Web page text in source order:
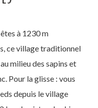
à 1230 m
ce village traditionnel
milieu des sapins et
Pour la glisse : vous
depuis le village